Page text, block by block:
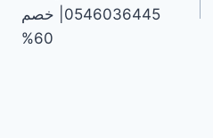
0546036445| خصم
60%